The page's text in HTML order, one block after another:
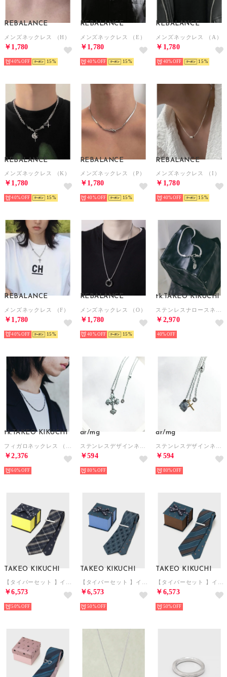
REBALANCE
メンズネックレス （H）
￥1,780
40% 15
REBALANCE
メンズネックレス （E）
￥1,780
40% 15
REBALANCE
メンズネックレス （A）
￥1,780
40% 15
REBALANCE
メンズネックレス （K）
￥1,780
40% 15
REBALANCE
メンズネックレス （P）
￥1,780
40% 15
REBALANCE
メンズネックレス （I）
￥1,780
40% 15
REBALANCE
メンズネックレス （F）
￥1,780
40% 15
REBALANCE
メンズネックレス （O）
￥1,780
40% 15
tk.TAKEO KIKUCHI
￥2,970
40%
tk.TAKEO KIKUCHI
￥2,376
60%
ar/mg
￥594
80%
ar/mg
￥594
80%
TAKEO KIKUCHI
￥6,573
50%
TAKEO KIKUCHI
￥6,573
50%
TAKEO KIKUCHI
￥6,573
50%